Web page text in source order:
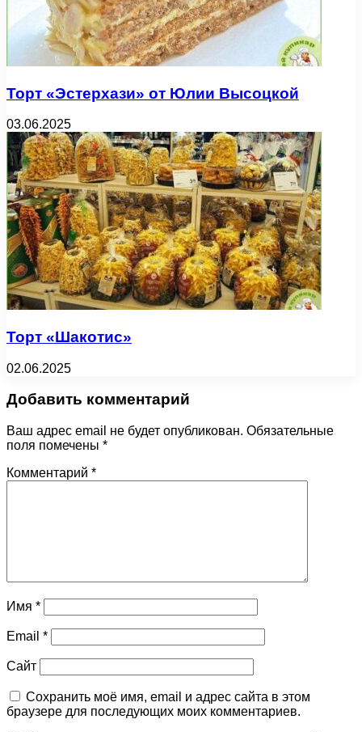
Торт «Эстерхази» от Юлии Высоцкой
03.06.2025
Торт «Шакотис»
02.06.2025
Добавить комментарий
Ваш адрес email не будет опубликован. Обязательные
поля помечены *
Комментарий *
Имя *
Email *
Сайт
Сохранить моё имя, email и адрес сайта в этом
браузере для последующих моих комментариев.